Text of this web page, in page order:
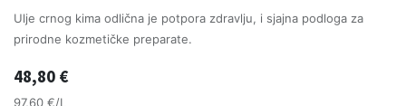
Ulje crnog kima odlična je potpora zdravlju, i sjajna podloga za
prirodne kozmetičke preparate.
48,80 €
97,60 €/L